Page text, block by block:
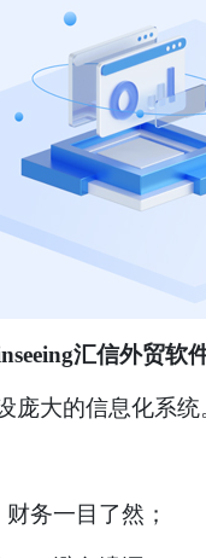
汇信外贸软
大的信息化系
务一目了然；